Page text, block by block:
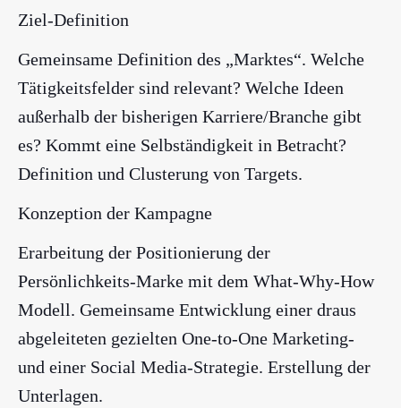
Ziel-Definition
Gemeinsame Definition des „Marktes“. Welche
Tätigkeitsfelder sind relevant? Welche Ideen
außerhalb der bisherigen Karriere/Branche gibt
es? Kommt eine Selbständigkeit in Betracht?
Definition und Clusterung von Targets.
Konzeption der Kampagne
Erarbeitung der Positionierung der
Persönlichkeits-Marke mit dem What-Why-How
Modell. Gemeinsame Entwicklung einer draus
abgeleiteten gezielten One-to-One Marketing-
und einer Social Media-Strategie. Erstellung der
Unterlagen.